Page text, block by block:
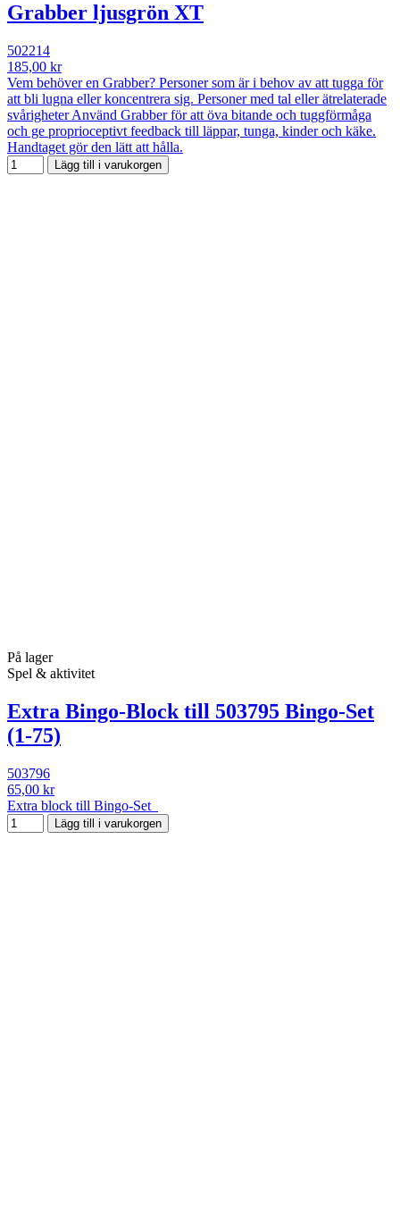
Grabber ljusgrön XT
502214
185,00 kr
Vem behöver en Grabber? Personer som är i behov av att tugga för
att bli lugna eller koncentrera sig. Personer med tal eller ätrelaterade
svårigheter Använd Grabber för att öva bitande och tuggförmåga
och ge proprioceptivt feedback till läppar, tunga, kinder och käke.
Handtaget gör den lätt att hålla.
Lägg till i varukorgen
På lager
Spel & aktivitet
Extra Bingo-Block till 503795 Bingo-Set
(1-75)
503796
65,00 kr
Extra block till Bingo-Set
Lägg till i varukorgen